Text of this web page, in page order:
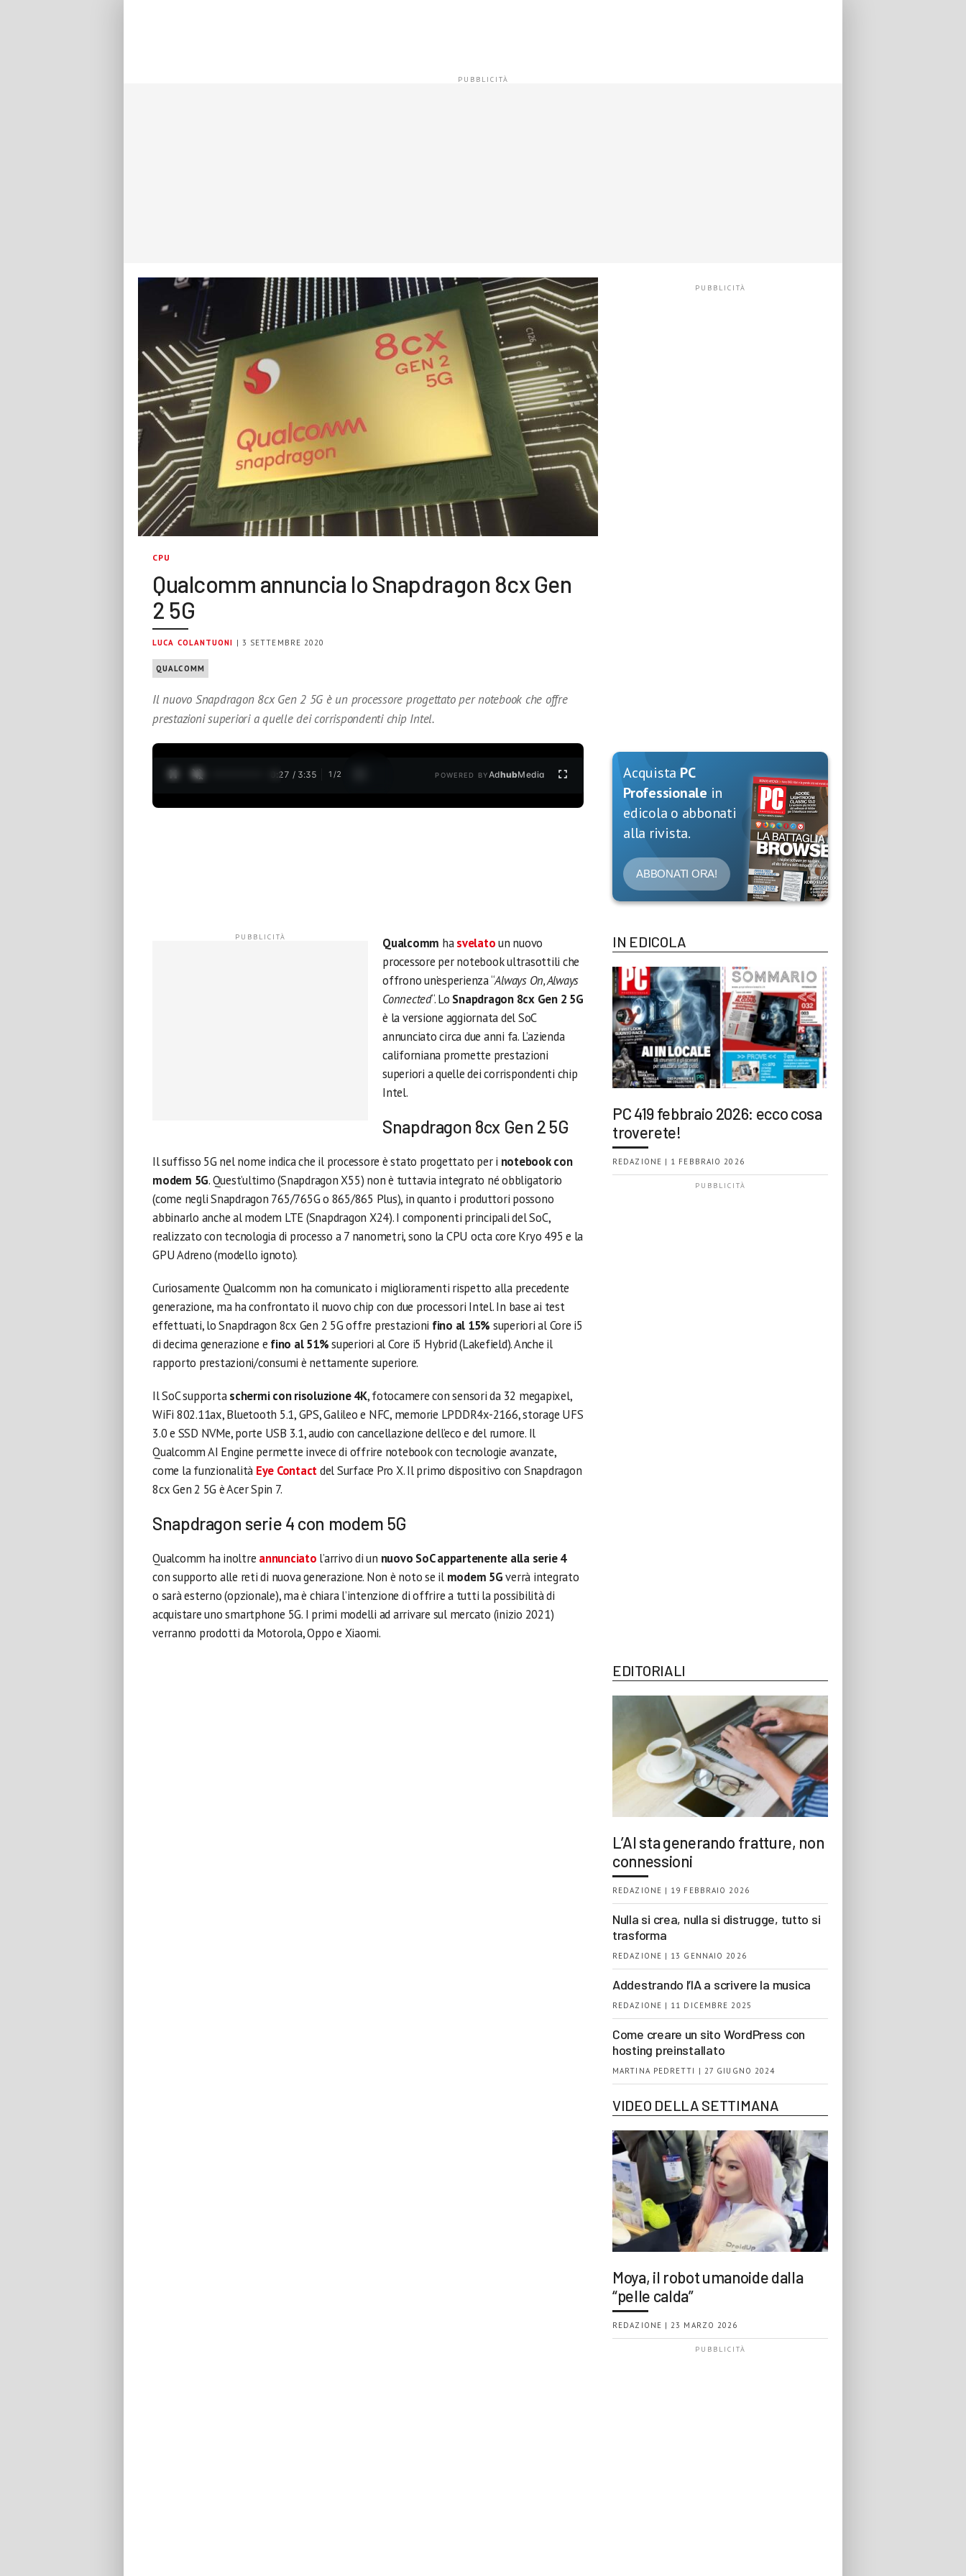
CPU
Qualcomm annuncia lo Snapdragon 8cx Gen
2 5G
LUCA COLANTUONI | 3 SETTEMBRE 2020
QUALCOMM
Il nuovo Snapdragon 8cx Gen 2 5G è un processore progettato per notebook che offre
prestazioni superiori a quelle dei corrispondenti chip Intel.
0:28 / 3:35 1 /2 POWERED BYAdhubMedia
Qualcomm hasvelatoun nuovo
processore per notebook ultrasottili che
offrono un’esperienza “Always On, Always
Connected“. Lo Snapdragon 8cx Gen 2 5G
è la versione aggiornata del SoC
annunciato circa due anni fa. L’azienda
californiana promette prestazioni
superiori a quelle dei corrispondenti chip
Intel.
Snapdragon 8cx Gen 2 5G
Il suffisso 5G nel nome indica che il processore è stato progettato per i notebook con
modem 5G. Quest’ultimo (Snapdragon X55) non è tuttavia integrato né obbligatorio
(come negli Snapdragon 765/765G o 865/865 Plus), in quanto i produttori possono
abbinarlo anche al modem LTE (Snapdragon X24). I componenti principali del SoC,
realizzato con tecnologia di processo a 7 nanometri, sono la CPU octa core Kryo 495 e la
GPU Adreno (modello ignoto).
Curiosamente Qualcomm non ha comunicato i miglioramenti rispetto alla precedente
generazione, ma ha confrontato il nuovo chip con due processori Intel. In base ai test
effettuati, lo Snapdragon 8cx Gen 2 5G offre prestazioni fino al 15% superiori al Core i5
di decima generazione e fino al 51%superiori al Core i5 Hybrid (Lakefield). Anche il
rapporto prestazioni/consumi è nettamente superiore.
Il SoC supportaschermi con risoluzione 4K, fotocamere con sensori da 32 megapixel,
WiFi 802.11ax, Bluetooth 5.1, GPS, Galileo e NFC, memorie LPDDR4x-2166, storage UFS
3.0 e SSD NVMe, porte USB 3.1, audio con cancellazione dell’eco e del rumore. Il
Qualcomm AI Engine permette invece di offrire notebook con tecnologie avanzate,
come la funzionalità Eye Contactdel Surface Pro X. Il primo dispositivo con Snapdragon
8cx Gen 2 5G è Acer Spin 7.
Snapdragon serie 4 con modem 5G
Qualcomm ha inoltre annunciato l’arrivo di un nuovo SoC appartenente alla serie 4
con supporto alle reti di nuova generazione. Non è noto se il modem 5Gverrà integrato
o sarà esterno (opzionale), ma è chiara l’intenzione di offrire a tutti la possibilità di
acquistare uno smartphone 5G. I primi modelli ad arrivare sul mercato (inizio 2021)
verranno prodotti da Motorola, Oppo e Xiaomi.
Acquista PC
Professionale in
edicola o abbonati
alla rivista.
ABBONATI ORA!
IN EDICOLA
PC 419 febbraio 2026: ecco cosa
troverete!
REDAZIONE | 1 FEBBRAIO 2026
EDITORIALI
L’AI sta generando fratture, non
connessioni
REDAZIONE | 19 FEBBRAIO 2026
Nulla si crea, nulla si distrugge, tutto si
trasforma
REDAZIONE | 13 GENNAIO 2026
Addestrando l’IA a scrivere la musica
REDAZIONE | 11 DICEMBRE 2025
Come creare un sito WordPress con
hosting preinstallato
MARTINA PEDRETTI | 27 GIUGNO 2024
VIDEO DELLA SETTIMANA
Moya, il robot umanoide dalla
“pelle calda”
REDAZIONE | 23 MARZO 2026